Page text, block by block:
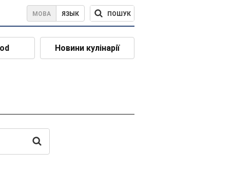
МОВА ЯЗЫК ПОШУК
Новини кулінарії